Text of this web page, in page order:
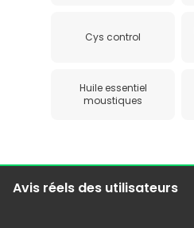
Cys control
Huile essentiel
moustiques
Avis réels des utilisateurs